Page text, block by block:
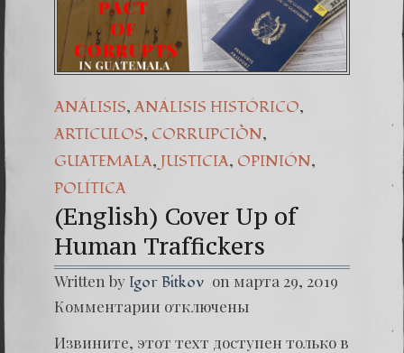
(Español)
Dr. Erwin
ANÁLISIS, ANÁLISIS HISTÓRICO,
ARTICULOS, CORRUPCIÒN,
GUATEMALA, JUSTICIA, OPINIÓN,
POLÍTICA
(English) Cover Up of
Human Traffickers
Written by Igor Bitkov on марта 29, 2019
Комментарии отключены
Извините, этот техт доступен только в